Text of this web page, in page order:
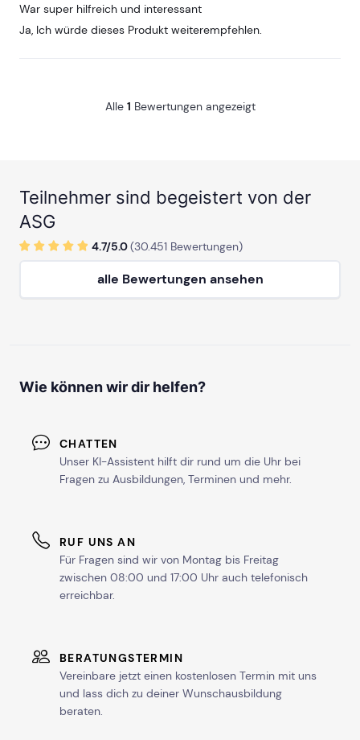
War super hilfreich und interessant
Ja, Ich würde dieses Produkt weiterempfehlen.
Alle 1 Bewertungen angezeigt
Teilnehmer sind begeistert von der
ASG
4.7/5.0(30.451 Bewertungen)
alle Bewertungen ansehen
Wie können wir dir helfen?
CHATTEN
Unser KI-Assistent hilft dir rund um die Uhr bei
Fragen zu Ausbildungen, Terminen und mehr.
RUF UNS AN
Für Fragen sind wir von Montag bis Freitag
zwischen 08:00 und 17:00 Uhr auch telefonisch
erreichbar.
BERATUNGSTERMIN
Vereinbare jetzt einen kostenlosen Termin mit uns
und lass dich zu deiner Wunschausbildung
beraten.